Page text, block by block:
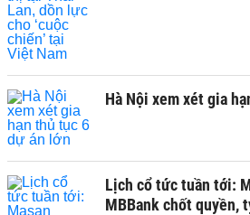
Hà Nội xem xét gia
Lịch cổ tức tuần tới:
MBBank chốt quyền,